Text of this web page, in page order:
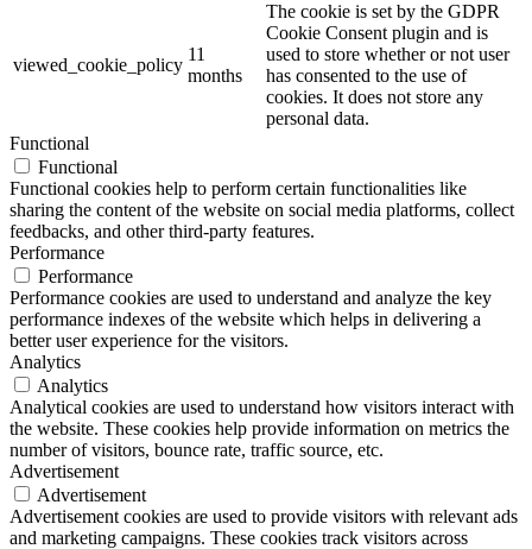
viewed_cookie_policy
11
months
The cookie is set by the GDPR
Cookie Consent plugin and is
used to store whether or not user
has consented to the use of
cookies. It does not store any
personal data.
Functional
Functional
Functional cookies help to perform certain functionalities like
sharing the content of the website on social media platforms, collect
feedbacks, and other third-party features.
Performance
Performance
Performance cookies are used to understand and analyze the key
performance indexes of the website which helps in delivering a
better user experience for the visitors.
Analytics
Analytics
Analytical cookies are used to understand how visitors interact with
the website. These cookies help provide information on metrics the
number of visitors, bounce rate, traffic source, etc.
Advertisement
Advertisement
Advertisement cookies are used to provide visitors with relevant ads
and marketing campaigns. These cookies track visitors across